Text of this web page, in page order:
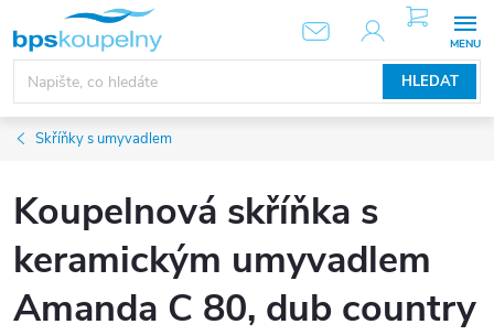
obsah
HLEDAT
NÁKUPNÍ
KOŠÍK
Skříňky s umyvadlem
Koupelnová skříňka s
keramickým umyvadlem
Amanda C 80, dub country